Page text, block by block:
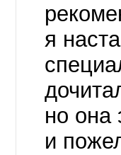
я
но она
и